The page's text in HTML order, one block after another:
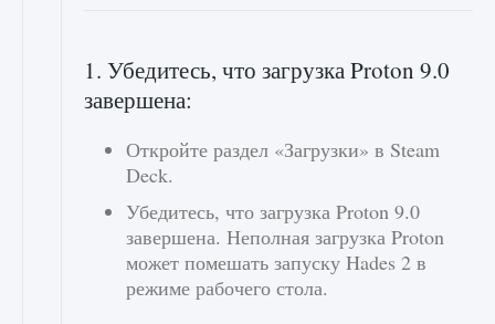
1. Убедитесь, что загрузка Proton 9.0
завершена:
Откройте раздел «Загрузки» в Steam
Deck.
Убедитесь, что загрузка Proton 9.0
завершена. Неполная загрузка Proton
может помешать запуску Hades 2 в
режиме рабочего стола.